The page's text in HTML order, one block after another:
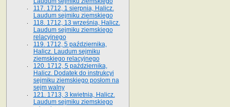
117. 1712, 1 sierpnia, Halicz.
Laudum sejmiku ziemskiego
118. 1712, 13 września, Halicz.
Laudum sejmiku ziemskiego
relacyjnego
119. 1712, 5 października,
Halicz. Laudum sejmiku
ziemskiego relacyjnego
120. 1712, 5 października,
Halicz. Dodatek do instrukcyi
sejmiku ziemskiego posłom na
sejm walny
121. 1713, 3 kwietnia, Halicz.
Laudum sejmiku ziemskiego